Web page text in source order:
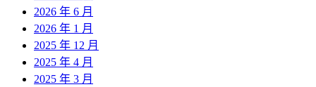
2026 年 6 月
2026 年 1 月
2025 年 12 月
2025 年 4 月
2025 年 3 月